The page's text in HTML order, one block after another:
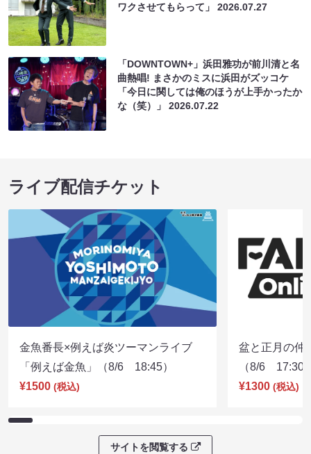
ワクさせてもらって」2026.07.27
「DOWNTOWN+」浜田雅功が前川清と名
曲熱唱! まさかのミスに浜田がズッコケ
「今日に関しては俺のほうが上手かったか
な（笑）」2026.07.22
ライブ配信チケット
金魚番長×例えば炎ツーマンライブ
「例えば金魚」（8/6 18:45）
¥1500 (税込)
盆と正月の仲
（8/6 17:30
¥1300 (税込)
サイトを閲覧する